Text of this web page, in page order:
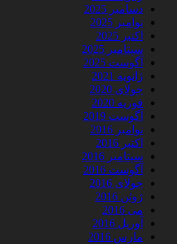
دسامبر 2025
نوامبر 2025
اکتبر 2025
سپتامبر 2025
آگوست 2025
ژانویه 2021
جولای 2020
فوریه 2020
آگوست 2019
نوامبر 2016
اکتبر 2016
سپتامبر 2016
آگوست 2016
جولای 2016
ژوئن 2016
می 2016
آوریل 2016
مارس 2016